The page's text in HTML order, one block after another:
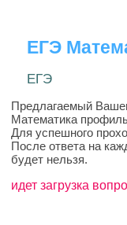
ЕГЭ
ЕГЭ
Предлагаемый
Математика
Для успешного
После ответа на
будет нельзя.
идет загрузка